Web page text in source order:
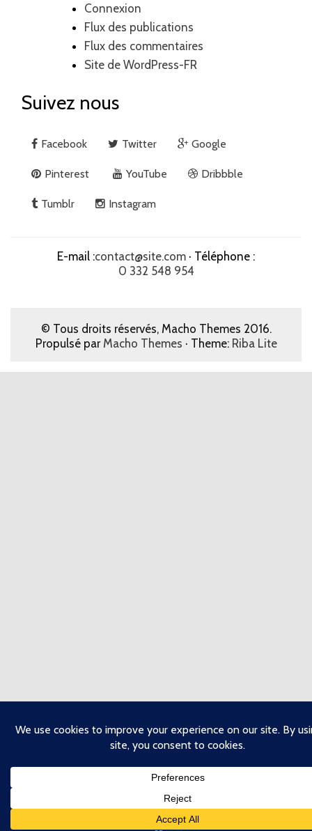
Connexion
Flux des publications
Flux des commentaires
Site de WordPress-FR
Suivez nous
Facebook Twitter Google
Pinterest YouTube Dribbble
Tumblr Instagram
E-mail :contact@site.com · Téléphone :
0 332 548 954
© Tous droits réservés, Macho Themes 2016.
Propulsé par Macho Themes · Theme: Riba Lite